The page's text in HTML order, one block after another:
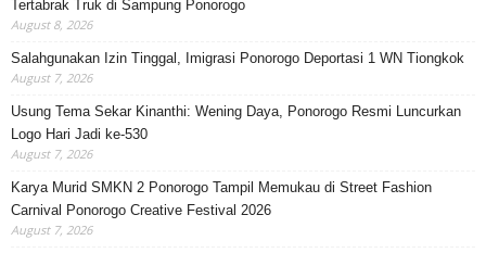
Tertabrak Truk di Sampung Ponorogo
August 8, 2026
Salahgunakan Izin Tinggal, Imigrasi Ponorogo Deportasi 1 WN Tiongkok
August 7, 2026
Usung Tema Sekar Kinanthi: Wening Daya, Ponorogo Resmi Luncurkan
Logo Hari Jadi ke-530
August 7, 2026
Karya Murid SMKN 2 Ponorogo Tampil Memukau di Street Fashion
Carnival Ponorogo Creative Festival 2026
August 7, 2026